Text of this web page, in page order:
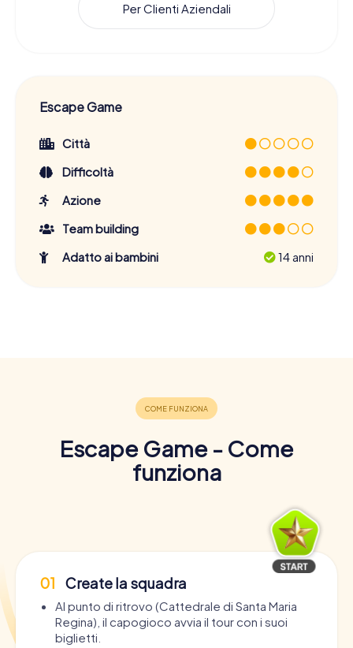
Per Clienti Aziendali
Escape Game
Città
Difficoltà
Azione
Team building
Adatto ai bambini
14 anni
Escape Game - Come
funziona
01 Create la squadra
Al punto di ritrovo (Cattedrale di Santa Maria
Regina), il capogioco avvia il tour con i suoi
biglietti.